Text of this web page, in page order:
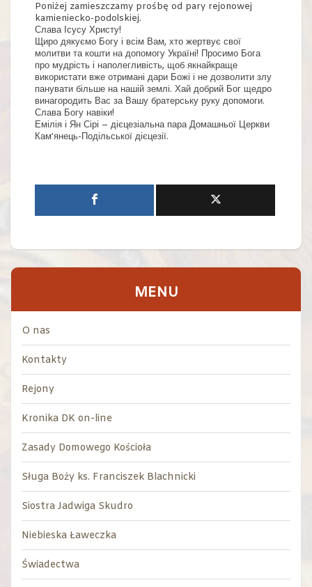
Poniżej zamieszczamy prośbę od pary rejonowej
kamieniecko-podolskiej.
Слава Ісусу Христу!
Щиро дякуємо Богу і всім Вам, хто жертвує свої
молитви та кошти на допомогу Україні! Просимо Бога
про мудрість і наполегливість, щоб якнайкраще
використати вже отримані дари Божі і не дозволити злу
панувати більше на нашій землі. Хай добрий Бог щедро
винагородить Вас за Вашу братерську руку допомоги.
Слава Богу навіки!
Емілія і Ян Сірі – дієцезіальна пара Домашньої Церкви
Кам’янець-Подільської дієцезії.
MENU
O nas
Kontakty
Rejony
Kronika DK on-line
Zasady Domowego Kościoła
Sługa Boży ks. Franciszek Blachnicki
Siostra Jadwiga Skudro
Niebieska Ławeczka
Świadectwa